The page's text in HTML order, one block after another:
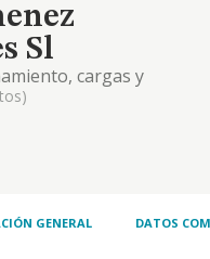
Sl
cargas y
fertilizantes y
productos
las
de transporte
GENERAL DATOS